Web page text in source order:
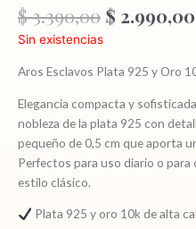
$3.390,00 El
precio
era:
$ 3.390,00.
$ 2.990,00
Sin existencias
Aros Esclavos Plata 925 y Oro
Elegancia compacta y
nobleza de la plata 925 con
pequeño de 0,5 cm que aporta
Perfectos para uso diario o
estilo clásico.
Plata 925 y oro 10k de alta